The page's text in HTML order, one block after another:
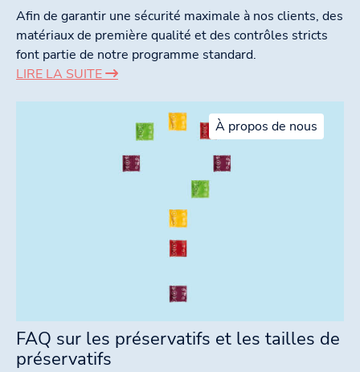
Afin de garantir une sécurité maximale à nos clients, des
matériaux de première qualité et des contrôles stricts
font partie de notre programme standard.
LIRE LA SUITE
À propos de nous
FAQ sur les préservatifs et les tailles de
préservatifs